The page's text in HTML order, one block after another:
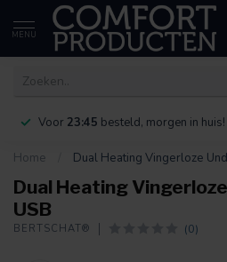
MENU
Voor 23:45 besteld, morgen in huis!
Home Dual Heating Vingerloze
Dual Heating Vingerloze
USB
BERTSCHAT® (0)